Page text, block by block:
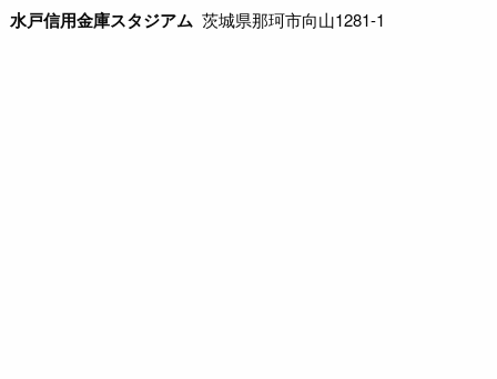
水戸信用金庫スタジアム 茨城県那珂市向山1281-1